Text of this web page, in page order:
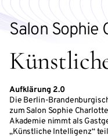
Salon
Aufklärung 2.0
Die Berlin-
zum Salon Sophie
Akademie nimmt als
„Künstliche Intelligenz“